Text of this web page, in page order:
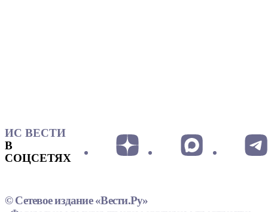
ИС ВЕСТИ
В
СОЦСЕТЯХ
© Сетевое издание «Вести.Ру»